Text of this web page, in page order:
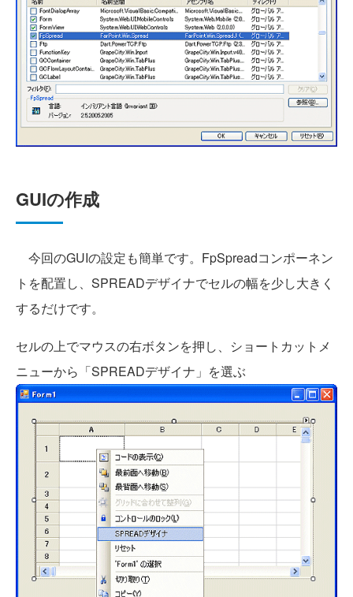
GUIの作成
今回のGUIの設定も簡単です。FpSpreadコンポーネン
トを配置し、SPREADデザイナでセルの幅を少し大きく
するだけです。
セルの上でマウスの右ボタンを押し、ショートカットメ
ニューから「SPREADデザイナ」を選ぶ